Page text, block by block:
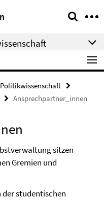
Ansprechpartner_innen
sitzen
Gremien und
studentischen